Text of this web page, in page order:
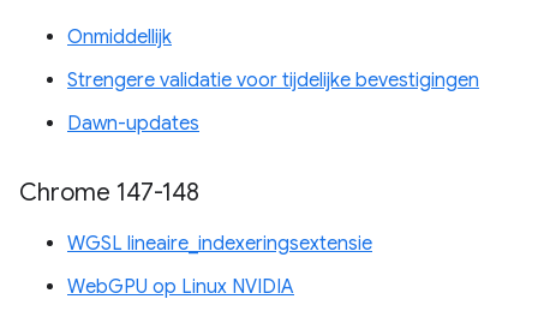
Onmiddellijk
Strengere validatie voor tijdelijke bevestigingen
Dawn-updates
Chrome 147-148
WGSL lineaire_indexeringsextensie
WebGPU op Linux NVIDIA